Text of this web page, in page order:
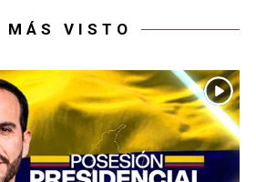
MÁS VISTO